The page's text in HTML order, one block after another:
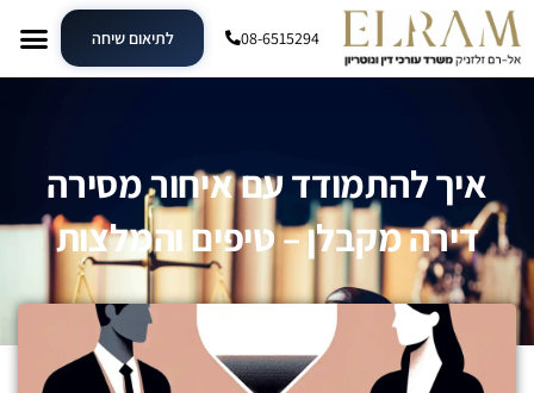
08-6515294 לתיאום שיחה
איך להתמודד עם איחור מסירה
דירה מקבלן – טיפים והמלצות